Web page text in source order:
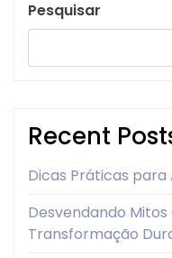
Pesquisar
Recent
Dicas Práticas para
Desvendando
Transformação